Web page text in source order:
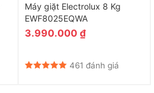
Máy giặt Electrolux 8 Kg
EWF8025EQWA
3.990.000 ₫
461 đánh giá